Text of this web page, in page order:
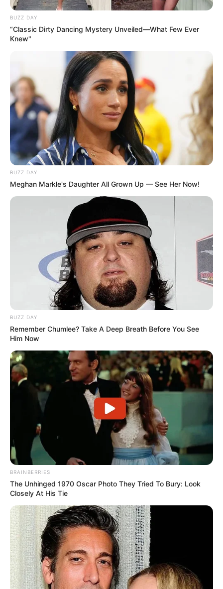
Pelea entre dos canes en Villa
Flores: un perro cruza de pitbull
con dogo atacó a otro
Búsqueda laboral: vendedor part
time turno tarde para comercio
de Funes